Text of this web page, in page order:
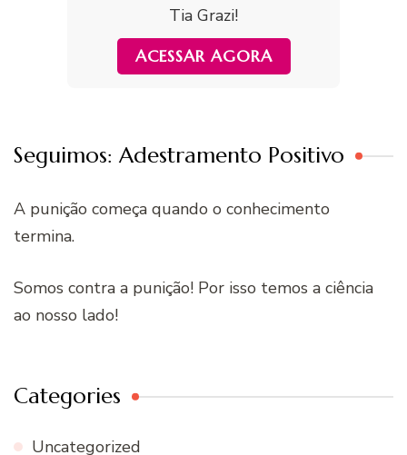
Tia Grazi!
ACESSAR AGORA
Seguimos: Adestramento Positivo
A punição começa quando o conhecimento
termina.
Somos contra a punição! Por isso temos a ciência
ao nosso lado!
Categories
Uncategorized